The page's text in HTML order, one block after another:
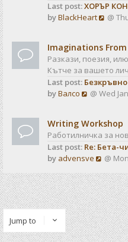
Last post:ХОРЪР
byBlackHeart
V
w
t
h
e
l
e
s
t
p
o
s
t
@
Imaginations
Разкази, поезия,
Кътче за вашето
Last post:
byВалсо
V
w
t
h
e
l
a
t
e
s
t
p
@ Wed
Writing Workshop
Работилничка за
Last post: Re: Бета-
by advensve
V
e
w
t
h
e
l
@
Jump to